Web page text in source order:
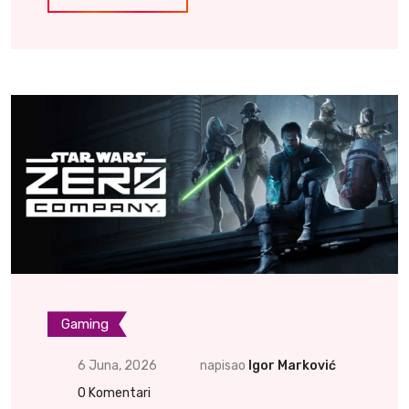
Gaming
6 Juna, 2026 napisao Igor Marković
0 Komentari